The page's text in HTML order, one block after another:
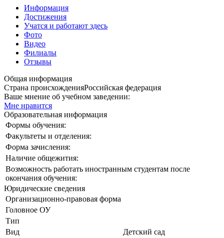
Информация
Достижения
Учатся и работают здесь
Фото
Видео
Филиалы
Отзывы
Общая информация
Страна происхожденияРоссийская федерация
Ваше мнение об учебном заведении:
Мне нравится
Образовательная информация
Формы обучения:
Факультеты и отделения:
Форма зачисления:
Наличие общежития:
Возможность работать иностранным студентам после
окончания обучения:
Юридические сведения
Организационно-правовая форма
Головное ОУ
Тип
Вид
Детский сад